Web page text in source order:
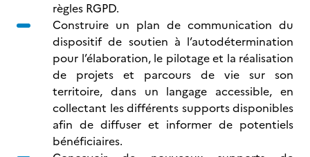
règles RGPD.
Construire un plan de communication du
dispositif de soutien à l’autodétermination
pour l’élaboration, le pilotage et la réalisation
de projets et parcours de vie sur son
territoire, dans un langage accessible, en
collectant les différents supports disponibles
afin de diffuser et informer de potentiels
bénéficiaires.